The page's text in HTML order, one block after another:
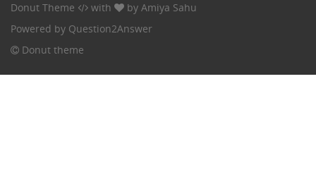
Donut Theme with by Amiya Sahu
Powered by Question2Answer
Donut theme